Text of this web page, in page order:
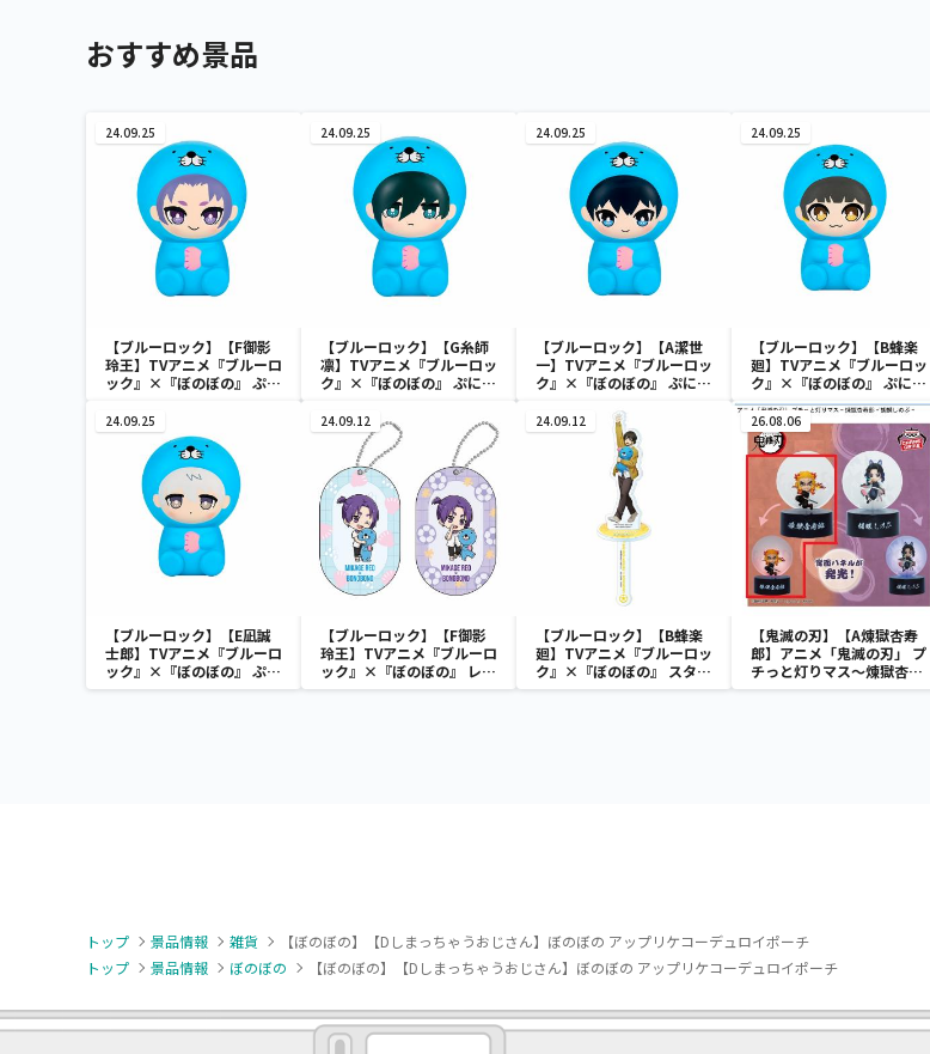
おすすめ景品
24.09.25
【ブルーロック】【F御影
玲王】TVアニメ『ブルーロ
ック』×『ぼのぼの』 ぷに
24.09.25
【ブルーロック】【G糸師
凛】TVアニメ『ブルーロッ
ク』×『ぼのぼの』 ぷにぷ
24.09.25
【ブルーロック】【A潔世
一】TVアニメ『ブルーロッ
ク』×『ぼのぼの』 ぷにぷ
24.09.25
【ブルーロック】【B蜂楽
廻】TVアニメ『ブルーロッ
ク』×『ぼのぼの』 ぷにぷ
にソフビフィギュア
24.09.25
【ブルーロック】【E凪誠
士郎】TVアニメ『ブルーロ
ック』×『ぼのぼの』 ぷに
ぷにソフビフィギュア
24.09.12
【ブルーロック】【F御影
玲王】TVアニメ『ブルーロ
ック』×『ぼのぼの』 レン
チキュラーキーホルダー
24.09.12
【ブルーロック】【B蜂楽
廻】TVアニメ『ブルーロッ
ク』×『ぼのぼの』 スタン
ド付きアクリルフォトステ
26.08.06
【鬼滅の刃】【A煉獄杏寿
郎】アニメ「鬼滅の刃」 プ
チっと灯りマス～煉獄杏寿
郎・胡蝶しのぶ～
トップ 景品情報 雑貨
【ぼのぼの】【Dしまっちゃうおじさん】ぼのぼの アップリケコーデュロイポーチ
トップ
景品情報 ぼのぼの 【ぼのぼの】【Dしまっちゃうおじさん】ぼのぼの アップリケコーデュロイポーチ